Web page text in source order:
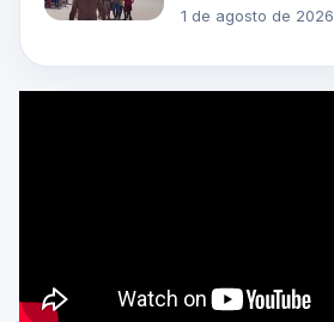
1 de agosto de 2026